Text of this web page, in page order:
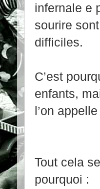
infernale e
sourire
difficiles.
C’est
enfants,
l’on
Tout cela
pourquoi :